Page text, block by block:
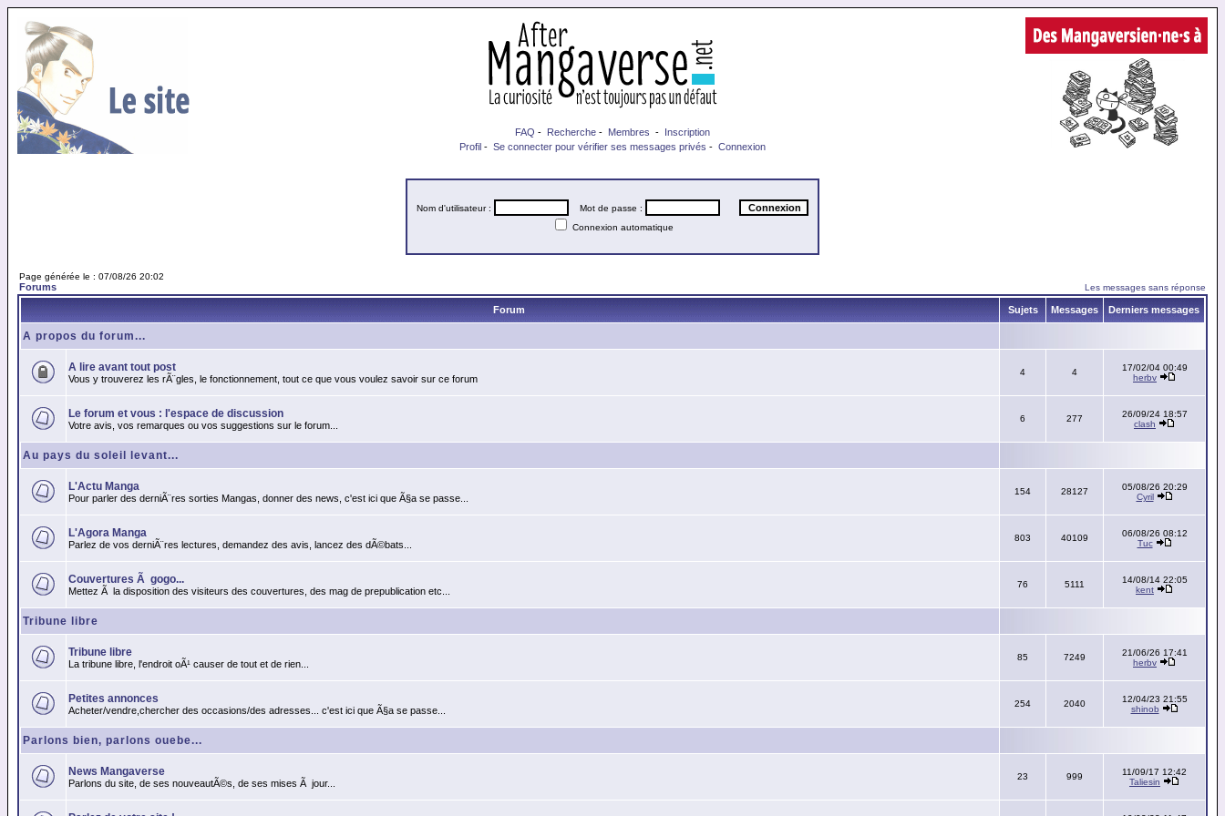
FAQ - Recherche - Membres - Inscription
Profil - Se connecter pour vérifier ses messages privés - Connexion
Nom d'utilisateur :
Mot de passe :
Connexion automatique
Page générée le : 07/08/26 20:02
Forums Les messages sans réponse
Forum Sujets Messages Derniers messages
A propos du forum...
A lire avant tout post
Vous y trouverez les rÃ¨gles, le fonctionnement, tout ce que vous voulez savoir sur ce forum
4 4
17/02/04 00:49
herbv
Le forum et vous : l'espace de discussion
Votre avis, vos remarques ou vos suggestions sur le forum...
6 277
26/09/24 18:57
clash
Au pays du soleil levant...
L'Actu Manga
Pour parler des derniÃ¨res sorties Mangas, donner des news, c'est ici que Ã§a se passe...
154 28127
05/08/26 20:29
Cyril
L'Agora Manga
Parlez de vos derniÃ¨res lectures, demandez des avis, lancez des dÃ©bats...
803 40109
06/08/26 08:12
Tuc
Couvertures Ã gogo...
Mettez Ã la disposition des visiteurs des couvertures, des mag de prepublication etc...
76 5111
14/08/14 22:05
kent
Tribune libre
Tribune libre
La tribune libre, l'endroit oÃ¹ causer de tout et de rien...
85 7249
21/06/26 17:41
herbv
Petites annonces
Acheter/vendre,chercher des occasions/des adresses... c'est ici que Ã§a se passe...
254 2040
12/04/23 21:55
shinob
Parlons bien, parlons ouebe...
News Mangaverse
Parlons du site, de ses nouveautÃ©s, de ses mises Ã jour...
23 999
11/09/17 12:42
Taliesin